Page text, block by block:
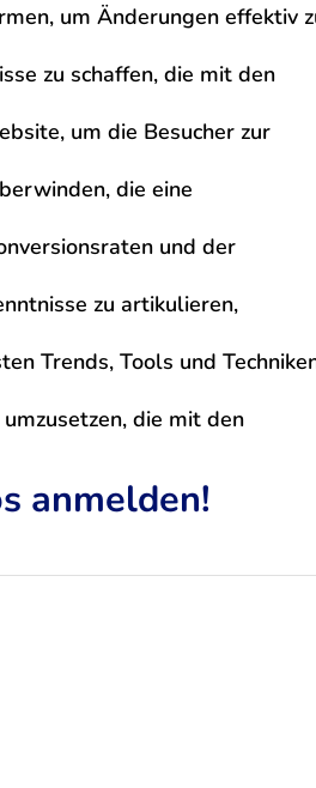
um Änderungen effektiv
zu schaffen, die mit den
um die Besucher zur
die eine
und der
zu artikulieren,
Trends, Tools und
die mit den
anmelden!